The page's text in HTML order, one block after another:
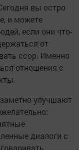
вы остро
и можете
если они что-
от
ссор. Именно
отношения с
улучшают
диалоги с